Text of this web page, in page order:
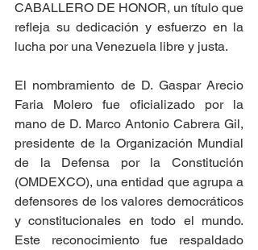
CABALLERO DE HONOR, un título que
refleja su dedicación y esfuerzo en la
lucha por una Venezuela libre y justa.
El nombramiento de D. Gaspar Arecio
Faria Molero fue oficializado por la
mano de D. Marco Antonio Cabrera Gil,
presidente de la Organización Mundial
de la Defensa por la Constitución
(OMDEXCO), una entidad que agrupa a
defensores de los valores democráticos
y constitucionales en todo el mundo.
Este reconocimiento fue respaldado